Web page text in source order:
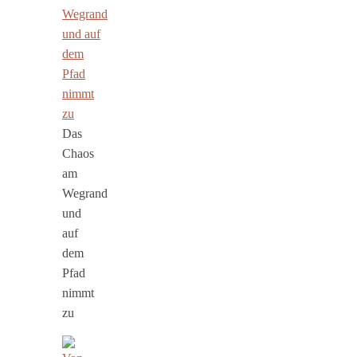
Das
Chaos
am
Wegrand
und
auf
dem
Pfad
nimmt
zu